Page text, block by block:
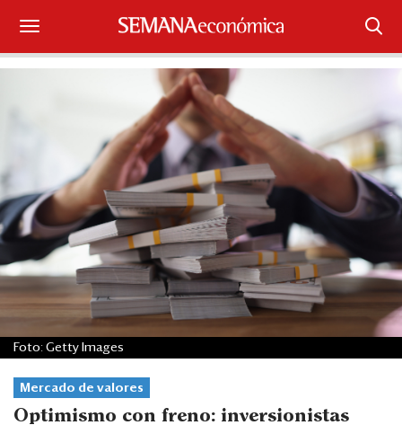
Suscríbase
Portada
¿Qué está pasando?
Sectores y Empresas
Management
Economía y Finanzas
Legal y Política
Eventos
Mercado de valores
Optimismo con freno: inversionistas
Foto: Getty Images